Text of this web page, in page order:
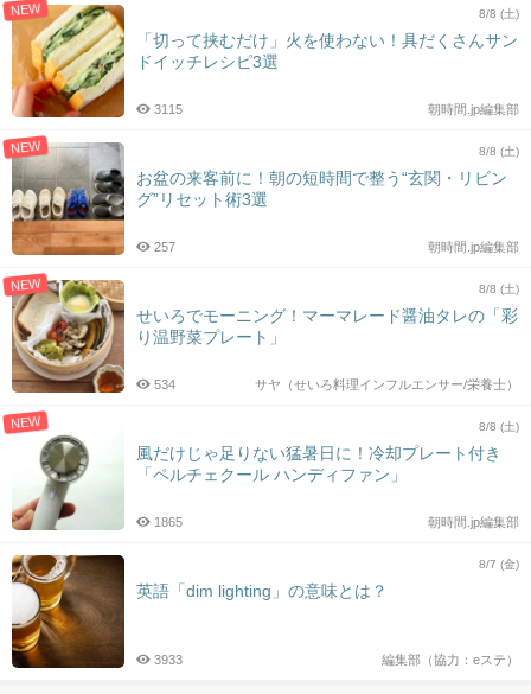
NEW 8/8 (土)
「切って挟むだけ」火を使わない！具だくさんサン
ドイッチレシピ3選
朝時間.jp編集部
3115
NEW 8/8 (土)
お盆の来客前に！朝の短時間で整う“玄関・リビン
グ”リセット術3選
朝時間.jp編集部
257
NEW 8/8 (土)
せいろでモーニング！マーマレード醤油タレの「彩
り温野菜プレート」
サヤ（せいろ料理インフルエンサー/栄養士）
534
NEW 8/8 (土)
風だけじゃ足りない猛暑日に！冷却プレート付き
「ペルチェクール ハンディファン」
朝時間.jp編集部
1865
8/7 (金)
英語「dim lighting」の意味とは？
編集部（協力：eステ）
3933